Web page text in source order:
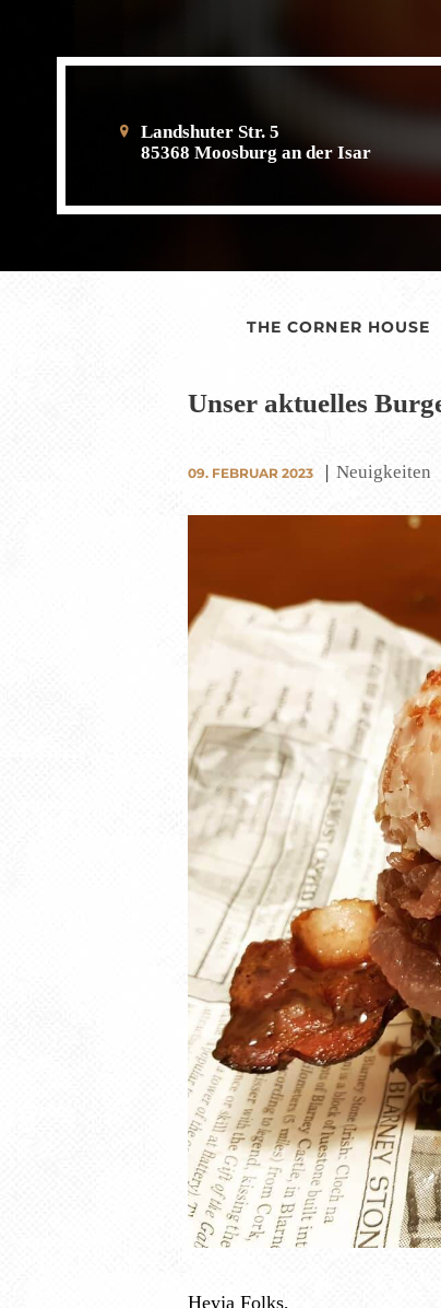
Landshuter Str. 5
85368 Moosburg an der Isar
THE CORNER HOUSE
Unser aktuelles
09. FEBRUAR 2023 Neuigkeiten
Heyja Folks,